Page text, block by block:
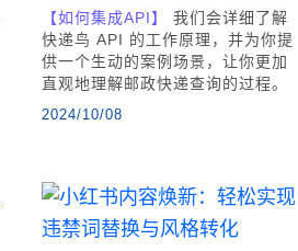
【如何集成API】
我们会详细了解
快递鸟 API 的工作原理，并为你提
供一个生动的案例场景，让你更加
直观地理解邮政快递查询的过程。
2024/10/08